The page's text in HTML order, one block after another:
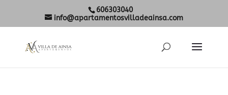
606303040
info@apartamentosvilladeainsa.com